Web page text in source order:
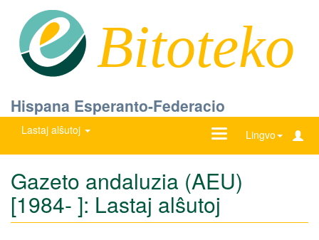
Bitoteko
Hispana Esperanto-Federacio
Lastaj alŝutoj Lingvo
Ŝanĝu
Gazeto andaluzia (AEU)
[1984- ]: Lastaj alŝutoj